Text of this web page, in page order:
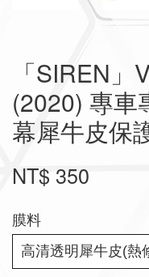
「SIREN
(2020) 專車
幕犀牛皮保
NT$ 350
膜料